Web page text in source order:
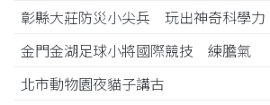
彰縣大莊防災小尖兵 玩出神奇科學力
金門金湖足球小將國際競技 練膽氣
北市動物園夜貓子講古